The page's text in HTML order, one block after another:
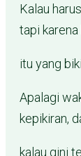
Kalau
tapi karena
itu yang
Apalagi
kepikiran,
kalau gini